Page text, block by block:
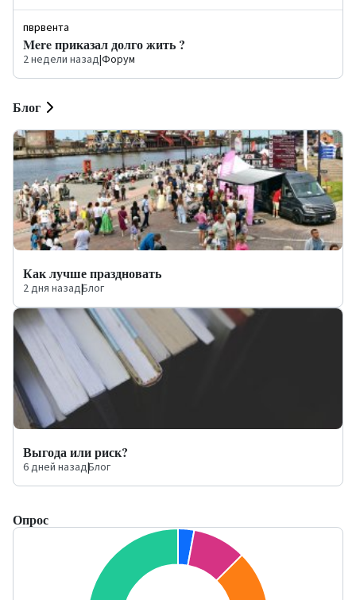
пврвента
Mere приказал долго жить ?
2 недели назад|Форум
Блог
Как лучше праздновать
2 дня назад|Блог
Выгода или риск?
6 дней назад|Блог
Опрос